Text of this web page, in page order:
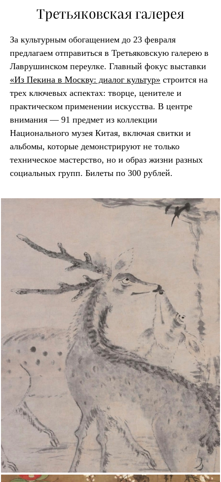
Третьяковская галерея
За культурным обогащением до 23 февраля
предлагаем отправиться в Третьяковскую галерею в
Лаврушинском переулке. Главный фокус выставки
«Из Пекина в Москву: диалог культур» строится на
трех ключевых аспектах: творце, ценителе и
практическом применении искусства. В центре
внимания — 91 предмет из коллекции
Национального музея Китая, включая свитки и
альбомы, которые демонстрируют не только
техническое мастерство, но и образ жизни разных
социальных групп. Билеты по 300 рублей.